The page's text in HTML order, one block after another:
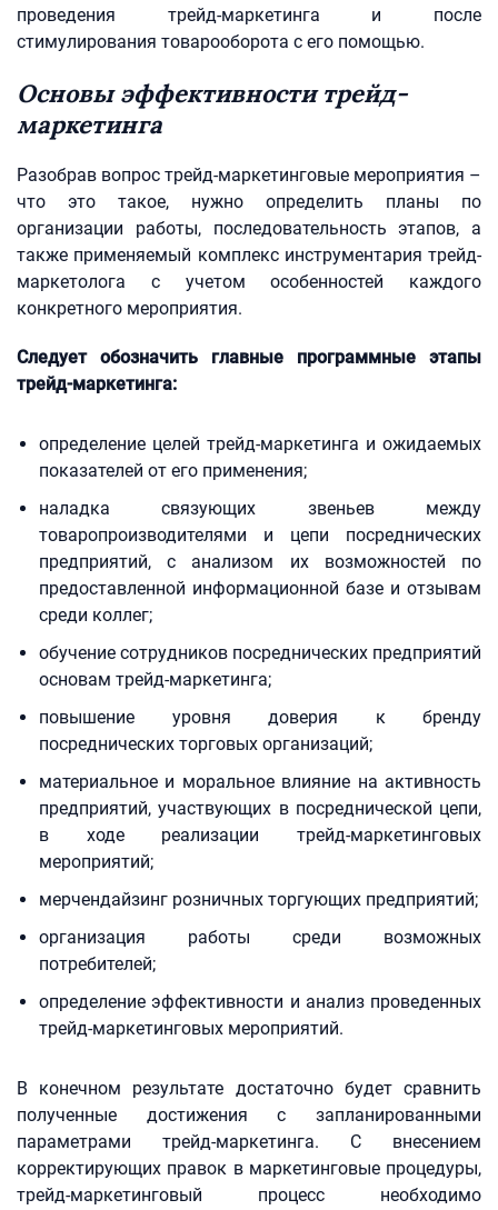
проведения трейд-маркетинга и после
стимулирования товарооборота с его помощью.
Основы эффективности трейд-
маркетинга
Разобрав вопрос трейд-маркетинговые мероприятия –
что это такое, нужно определить планы по
организации работы, последовательность этапов, а
также применяемый комплекс инструментария трейд-
маркетолога с учетом особенностей каждого
конкретного мероприятия.
Следует обозначить главные программные этапы
трейд-маркетинга:
определение целей трейд-маркетинга и ожидаемых
показателей от его применения;
наладка связующих звеньев между
товаропроизводителями и цепи посреднических
предприятий, с анализом их возможностей по
предоставленной информационной базе и отзывам
среди коллег;
обучение сотрудников посреднических предприятий
основам трейд-маркетинга;
повышение уровня доверия к бренду
посреднических торговых организаций;
материальное и моральное влияние на активность
предприятий, участвующих в посреднической цепи,
в ходе реализации трейд-маркетинговых
мероприятий;
мерчендайзинг розничных торгующих предприятий;
организация работы среди возможных
потребителей;
определение эффективности и анализ проведенных
трейд-маркетинговых мероприятий.
В конечном результате достаточно будет сравнить
полученные достижения с запланированными
параметрами трейд-маркетинга. С внесением
корректирующих правок в маркетинговые процедуры,
трейд-маркетинговый процесс необходимо